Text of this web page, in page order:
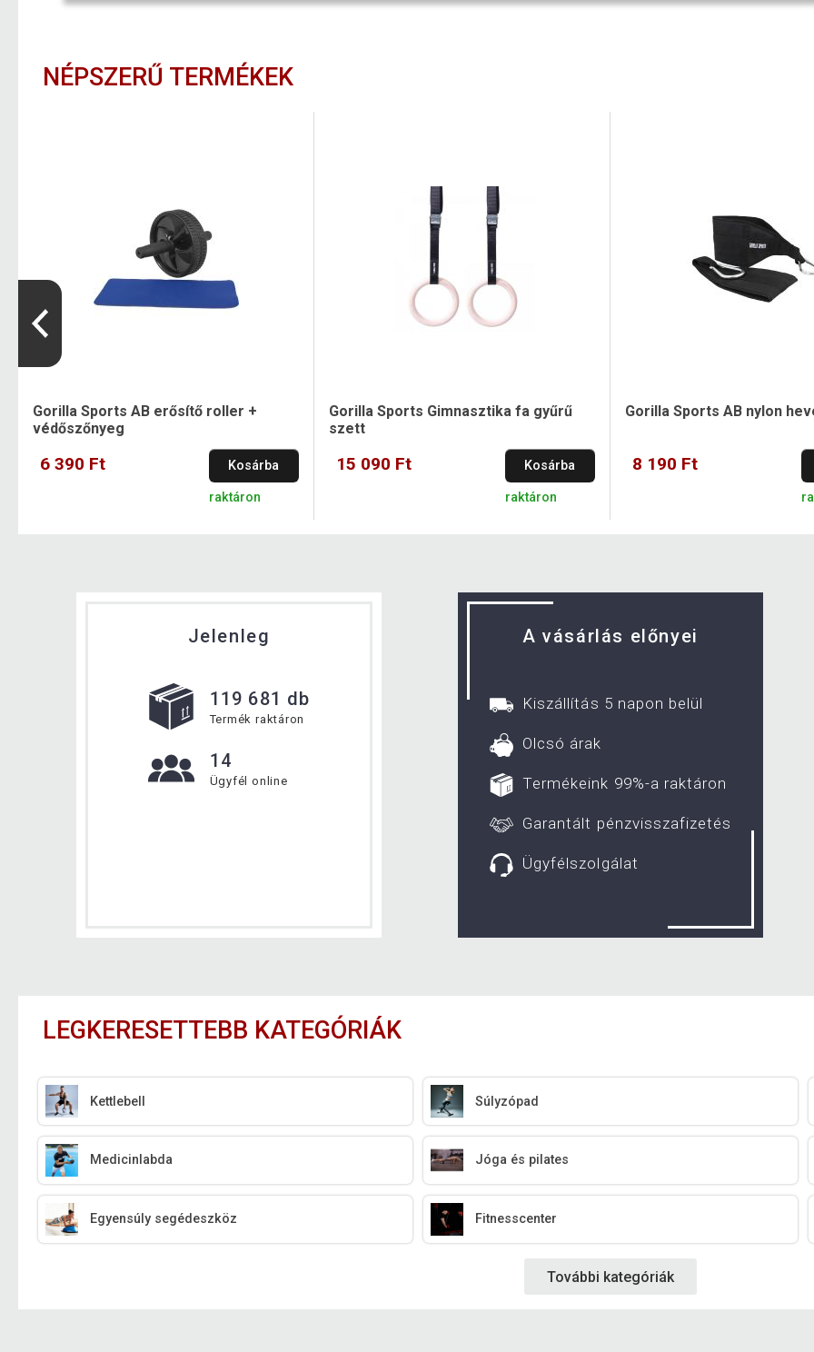
NÉPSZERŰ TERMÉKEK
Gorilla Sports AB erősítő roller +
védőszőnyeg
6 390 Ft Kosárba
raktáron
Gorilla Sports Gimnasztika fa gyűrű
szett
15 090 Ft Kosárba
raktáron
Gorilla Sports AB nylon
8 190 Ft
Jelenleg
119 681 db
Termék raktáron
14
Ügyfél online
A vásárlás előnyei
Kiszállítás 5 napon belül
Olcsó árak
Termékeink 99%-a raktáron
Garantált pénzvisszafizetés
Ügyfélszolgálat
LEGKERESETTEBB KATEGÓRIÁK
Kettlebell Súlyzópad
Medicinlabda Jóga és pilates
Egyensúly segédeszköz Fitnesscenter
További kategóriák